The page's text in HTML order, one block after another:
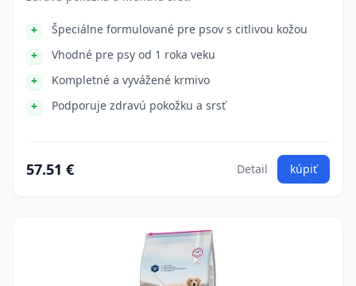
Špeciálne formulované pre psov s citlivou kožou
Vhodné pre psy od 1 roka veku
Kompletné a vyvážené krmivo
Podporuje zdravú pokožku a srsť
57.51 € Detail kúpiť